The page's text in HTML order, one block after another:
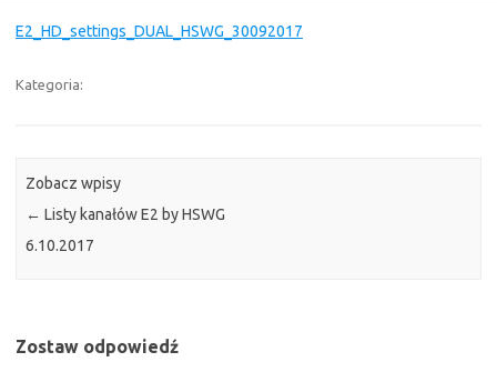
E2_HD_settings_DUAL_HSWG_30092017
Kategoria:
Zobacz wpisy
← Listy kanałów E2 by HSWG
6.10.2017
Zostaw odpowiedź